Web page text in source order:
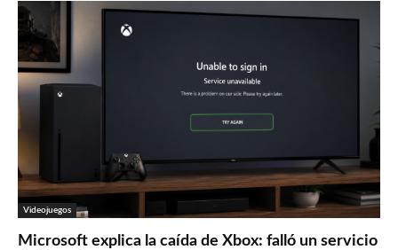
Videojuegos
Microsoft explica la caída de Xbox: falló un servicio